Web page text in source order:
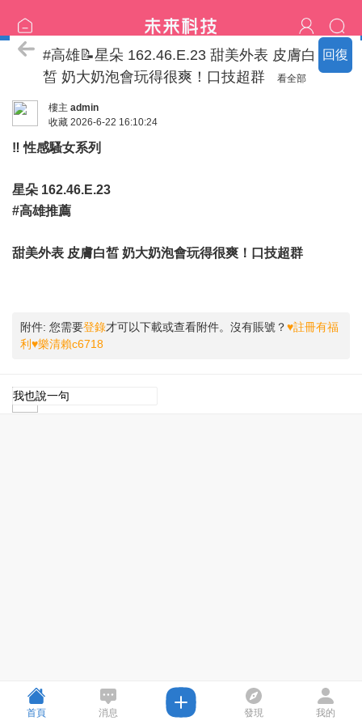
回復
♡樂清家大奶妹專區♡
#高雄📝星朵 162.46.E.23 甜美外表 皮膚白
皙 奶大奶泡會玩得很爽！口技超群
看全部
樓主 admin
收藏 2026-6-22 16:10:24
‼️ 性感騷女系列
星朵 162.46.E.23
#高雄推薦
甜美外表 皮膚白皙 奶大奶泡會玩得很爽！口技超群
附件: 您需要登錄才可以下載或查看附件。沒有賬號？♥註冊有福
利♥樂清賴c6718
首頁 消息 發現 我的